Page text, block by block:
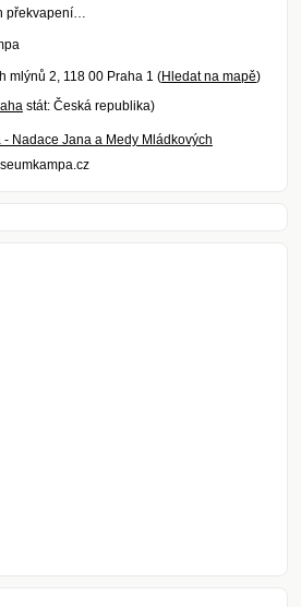
překvapení…
mlýnů 2, 118 00 Praha 1 (Hledat na mapě)
stát: Česká republika)
- Nadace Jana a Medy Mládkových